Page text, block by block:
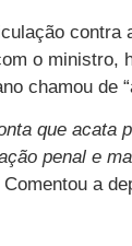
contra
o ministro,
chamou de
que acata
penal e
a